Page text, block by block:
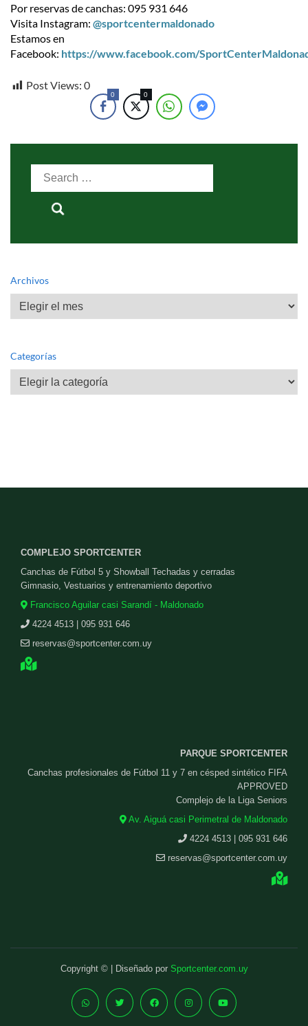
Por reservas de canchas: 095 931 646
Visita Instagram: @sportcentermaldonado
Estamos en
Facebook: https://www.facebook.com/
Post Views: 0
0 0
Search
for:
Archivos
Archivos
Categorías
Categorías
COMPLEJO SPORTCENTER
Canchas de Fútbol 5 y Showball Techadas y cerradas
Gimnasio, Vestuarios y entrenamiento deportivo
Francisco Aguilar casi Sarandí - Maldonado
4224 4513 | 095 931 646
reservas@sportcenter.com.uy
PARQUE SPORTCENTER
Canchas profesionales de Fútbol 11 y 7 en césped sintético FIFA
APPROVED
Complejo de la Liga Seniors
Av. Aiguá casi Perimetral de Maldonado
4224 4513 | 095 931 646
reservas@sportcenter.com.uy
Copyright © | Diseñado por Sportcenter.com.uy